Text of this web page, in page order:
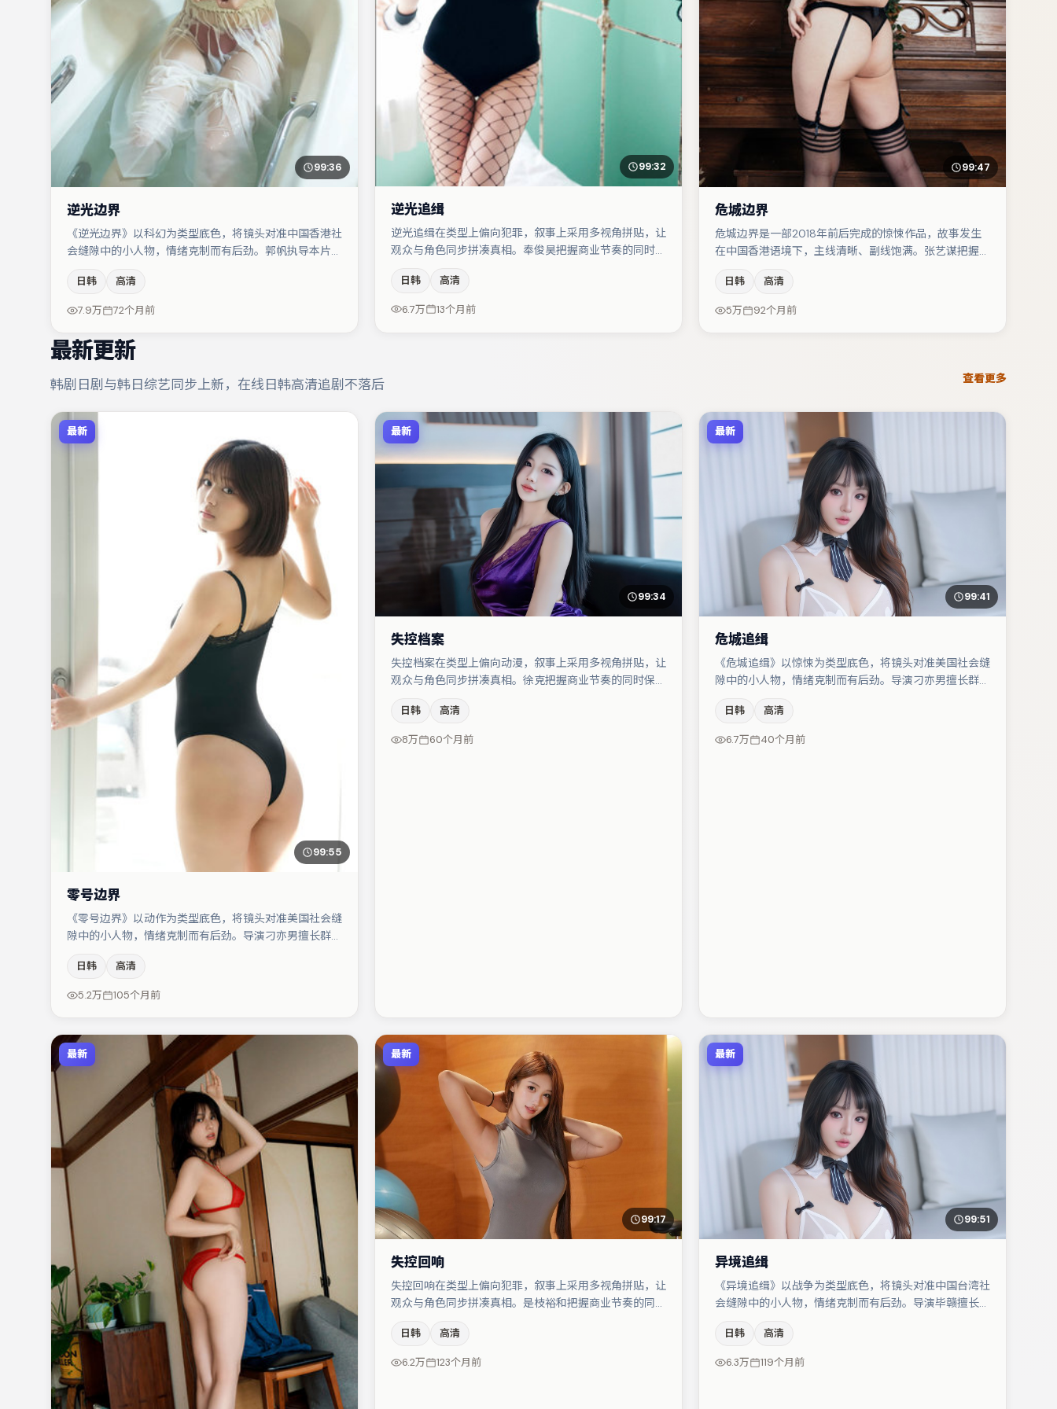
99:36
逆光边界
《逆光边界》以科幻为类型底色，将镜头对准中国香港社
会缝隙中的小人物，情绪克制而有后劲。郭帆执导本片，
得当。亚当·德赖弗与大鹏的对手戏构成全片情感锚点，
河正宇则以细节塑造推动谜题层层揭开。若你偏爱强类型
与清晰主线，这部作品值得关注。
日韩 高清
7.9万 72个月前
99:32
逆光追缉
逆光追缉在类型上偏向犯罪，叙事上采用多视角拼贴，让
观众与角色同步拼凑真相。奉俊昊把握商业节奏的同时保
中承担叙事驱动，周冬雨、廖凡分别提供反差与喜剧/悬
疑调剂（视场次而定）。若你偏爱强类型与清晰主线，这
日韩 高清
6.7万 13个月前
99:47
危城边界
危城边界是一部2018年前后完成的惊悚作品，故事发生
在中国香港语境下，主线清晰、副线饱满。张艺谋把握商
乱。马丽与白宇的对手戏构成全片情感锚点，梁朝伟则以
细节塑造推动谜题层层揭开。整体完成度较高，适合周末
一口气追完。
日韩 高清
5万 92个月前
最新更新
韩剧日剧与韩日综艺同步上新，在线日韩高清追剧不落后 查看更多
最新
99:55
零号边界
《零号边界》以动作为类型底色，将镜头对准美国社会缝
隙中的小人物，情绪克制而有后劲。导演刁亦男擅长群戏
汐与易烊千玺的对手戏构成全片情感锚点，裴斗娜则以细
节塑造推动谜题层层揭开。节奏紧凑、反转有度，值得列
入片单。
日韩 高清
5.2万 105个月前
最新
99:34
失控档案
失控档案在类型上偏向动漫，叙事上采用多视角拼贴，让
观众与角色同步拼凑真相。徐克把握商业节奏的同时保留
章子怡、杨幂、裴斗娜等，角色动机前后呼应，适合喜欢
抠台词与伏笔的观众。整体完成度较高，适合周末一口气
追完。
日韩 高清
8万 60个月前
最新
99:41
危城追缉
《危城追缉》以惊悚为类型底色，将镜头对准美国社会缝
隙中的小人物，情绪克制而有后劲。导演刁亦男擅长群戏
与金高银的对手戏构成全片情感锚点，小松菜奈则以细节
塑造推动谜题层层揭开。整体完成度较高，适合周末一口
气追完。
日韩 高清
6.7万 40个月前
最新 最新
99:17
失控回响
失控回响在类型上偏向犯罪，叙事上采用多视角拼贴，让
观众与角色同步拼凑真相。是枝裕和把握商业节奏的同时
包括张颂文、刘亦菲、桂纶镁等，角色动机前后呼应，适
合喜欢抠台词与伏笔的观众。节奏紧凑、反转有度，值得
列入片单。
日韩 高清
6.2万 123个月前
最新
99:51
异境追缉
《异境追缉》以战争为类型底色，将镜头对准中国台湾社
会缝隙中的小人物，情绪克制而有后劲。导演毕赣擅长群
洛伦丝·皮尤与沈腾的对手戏构成全片情感锚点，蒋奇明
则以细节塑造推动谜题层层揭开。若你偏爱强类型与清晰
主线，这部作品值得关注。
日韩 高清
6.3万 119个月前